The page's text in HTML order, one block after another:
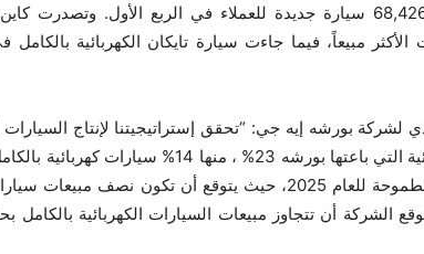
الطرازات الأكثر مبيعاً، فيما جاءت سيارة تايكان الكهربائية
لشركة بورشه إيه جي: “تحقق إستراتيجيتنا لإنتاج السيارات
أهدافها، فقد بلغت نسبة السيارات الكهربائية التي باعتها بورشه 23‏% ، منها 14‏%
الشركة بخطى ثابتة نحو تحقيق أهدافها الطموحة للعام 2025‏، حيث يتوقع أن تكون نصف
الشركة أن تتجاوز مبيعات السيارات الكهربائية بالكامل